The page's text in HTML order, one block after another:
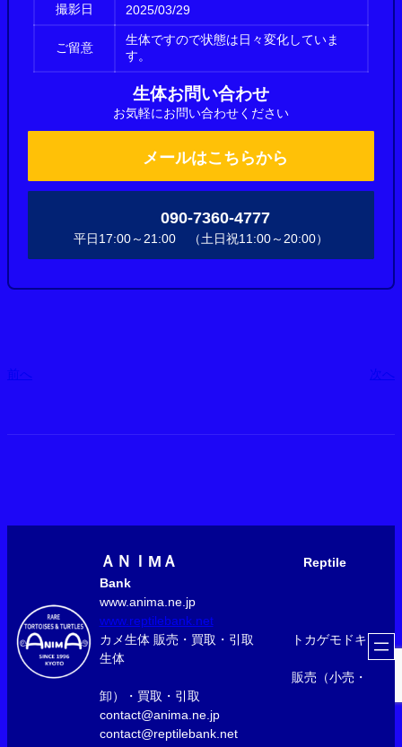
撮影日 2025/03/29
ご留意
生体ですので状態は日々変化していま
す。
生体お問い合わせ
お気軽にお問い合わせください
メールはこちらから
090-7360-4777
平日17:00～21:00 （土日祝11:00～20:00）
前へ 次へ
ＡＮＩМＡ
Reptile
Bank
www.anima.ne.jp
www.reptilebank.net
カメ生体 販売・買取・引取 トカゲモドキ
生体
販売（小売・
卸）・買取・引取
contact@anima.ne.jp
contact@reptilebank.net